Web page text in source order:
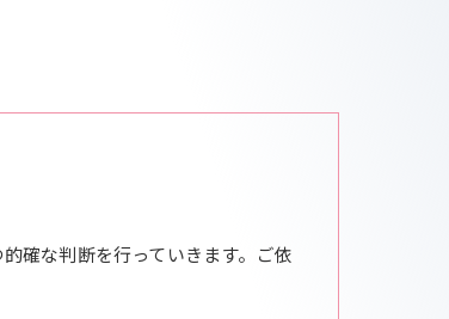
確な判断を行っていきます。ご依